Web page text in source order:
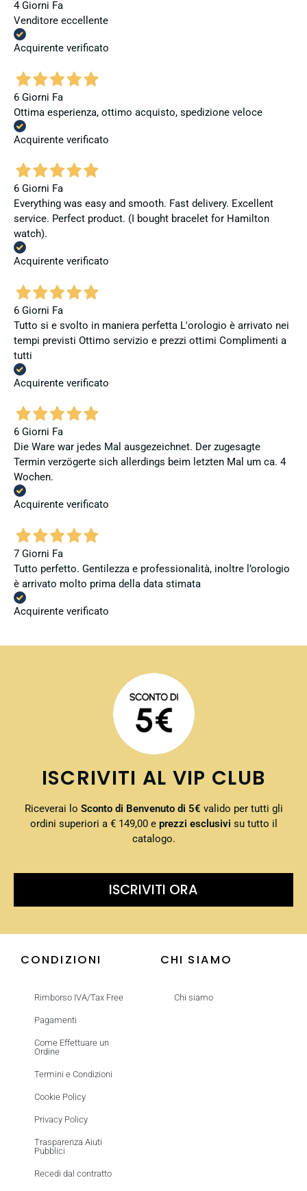
4 Giorni Fa
Venditore eccellente
Acquirente verificato
6 Giorni Fa
Ottima esperienza, ottimo acquisto, spedizione veloce
Acquirente verificato
6 Giorni Fa
Everything was easy and smooth. Fast delivery. Excellent
service. Perfect product. (I bought bracelet for Hamilton
watch).
Acquirente verificato
6 Giorni Fa
Tutto si e svolto in maniera perfetta L'orologio è arrivato nei
tempi previsti Ottimo servizio e prezzi ottimi Complimenti a
tutti
Acquirente verificato
6 Giorni Fa
Die Ware war jedes Mal ausgezeichnet. Der zugesagte
Termin verzögerte sich allerdings beim letzten Mal um ca. 4
Wochen.
Acquirente verificato
7 Giorni Fa
Tutto perfetto. Gentilezza e professionalità, inoltre l’orologio
è arrivato molto prima della data stimata
Acquirente verificato
ISCRIVITI AL VIP CLUB
Riceverai lo Sconto di Benvenuto di 5€ valido per tutti gli
ordini superiori a € 149,00 e prezzi esclusivi su tutto il
catalogo.
ISCRIVITI ORA
CONDIZIONI
Rimborso IVA/Tax Free
Pagamenti
Come Effettuare un
Ordine
Termini e Condizioni
Cookie Policy
Privacy Policy
Trasparenza Aiuti
Pubblici
Recedi dal contratto
CHI SIAMO
Chi siamo